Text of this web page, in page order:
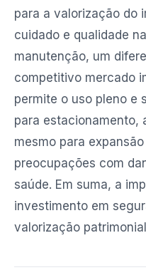
para a valorização do
cuidado e qualidade
manutenção, um
competitivo mercado
permite o uso pleno e
para estacionamento,
mesmo para
preocupações com
saúde. Em suma, a
investimento em
valorização